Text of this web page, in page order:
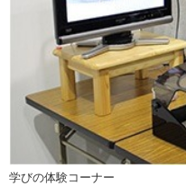
学びの体験コーナー